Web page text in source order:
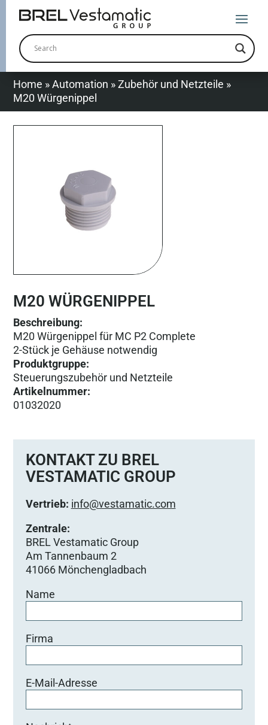
Home »Automation »Zubehör und Netzteile »
M20 Würgenippel
M20 WÜRGENIPPEL
Beschreibung:
M20 Würgenippel für MC P2 Complete
2-Stück je Gehäuse notwendig
Produktgruppe:
Steuerungs­zubehör und Netzteile
Artikelnummer:
01032020
KONTAKT ZU BREL
VESTAMATIC GROUP
Vertrieb: info@vestamatic.com
Zentrale:
BREL Vestamatic Group
Am Tannenbaum 2
41066 Mönchengladbach
Name
Firma
E-Mail-Adresse